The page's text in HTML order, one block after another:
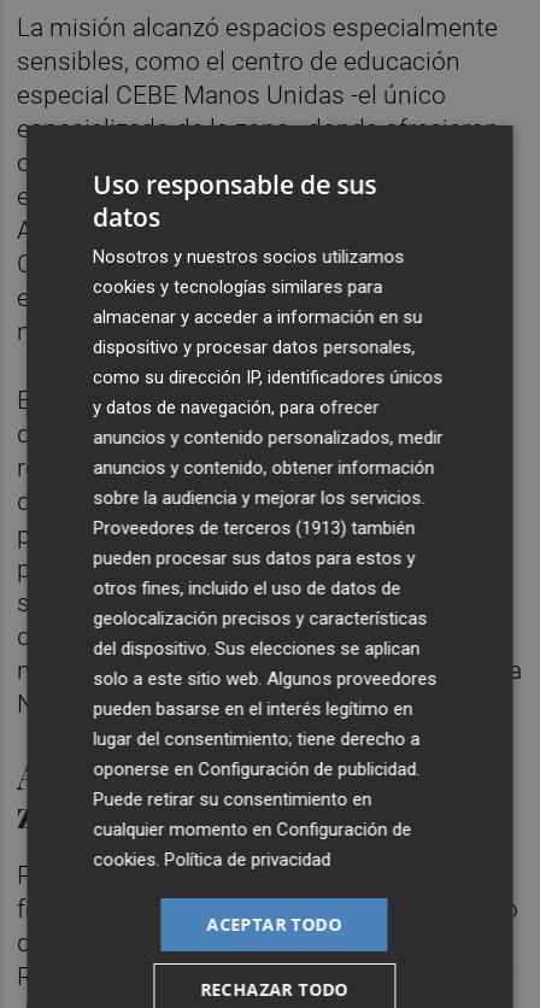
La misión alcanzó espacios especialmente
sensibles, como el centro de educación
especial CEBE Manos Unidas -el único
especializado de la zona-, donde ofrecieron
orientación a profesores sin formación
específica en atención a la diversidad.
Asimismo, en el colegio infantil Santa
Catalina Mártir trabajaron la educación
emocional con niños de entre 3 y 5 años
mediante cuentos y dinámicas adaptadas.
El proyecto incorporó también sesiones
dirigidas a familias, con el objetivo de
reforzar el acompañamiento educativo
desde el hogar mediante herramientas
prácticas basadas en el juego y la
participación. "No queríamos que fueran
solo charlas, sino dejar herramientas útiles
que pudieran seguir aplicando cuando
nosotras ya no estuviéramos", explica Marina
Nadal.
Atención odontológica en
zonas con difícil acceso
Paralelamente, el equipo de Odontología,
formado por los estudiantes de cuarto curso
del grado en Dentistry William Carrol y
Rachel Joosten y coordinado por el profesor
Uso responsable de sus
datos
Nosotros y nuestros socios utilizamos
cookies y tecnologías similares para
almacenar y acceder a información en su
dispositivo y procesar datos personales,
como su dirección IP, identificadores únicos
y datos de navegación, para ofrecer
anuncios y contenido personalizados, medir
anuncios y contenido, obtener información
sobre la audiencia y mejorar los servicios.
Proveedores de terceros (1913) también
pueden procesar sus datos para estos y
otros fines, incluido el uso de datos de
geolocalización precisos y características
del dispositivo. Sus elecciones se aplican
solo a este sitio web. Algunos proveedores
pueden basarse en el interés legítimo en
lugar del consentimiento; tiene derecho a
oponerse enConfiguración de publicidad
Puede retirar su consentimiento en
cualquier momento enConfiguración de
cookies .Política de privacidad
ACEPTAR TODO
RECHAZAR TODO